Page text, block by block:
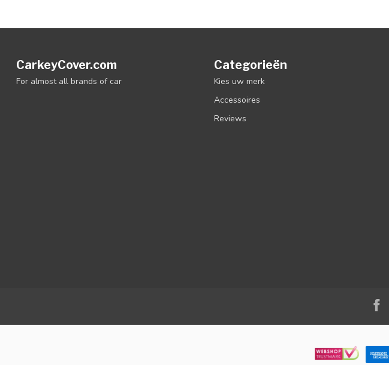
CarkeyCover.com
For almost all brands of car
Categorieën
Kies uw merk
Accessoires
Reviews